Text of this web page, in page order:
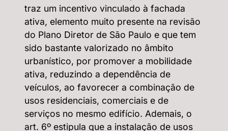
traz um incentivo vinculado à fachada
ativa, elemento muito presente na revisão
do Plano Diretor de São Paulo e que tem
sido bastante valorizado no âmbito
urbanístico, por promover a mobilidade
ativa, reduzindo a dependência de
veículos, ao favorecer a combinação de
usos residenciais, comerciais e de
serviços no mesmo edifício. Ademais, o
art. 6º estipula que a instalação de usos